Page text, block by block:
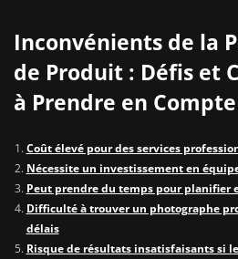
Inconvénients de la
de Produit : Défis et
à Prendre en Compte
Coût élevé pour des services
Nécessite un investissement en
Peut prendre du temps pour planifier
Difficulté à trouver un photographe
délais
Risque de résultats insatisfaisants si